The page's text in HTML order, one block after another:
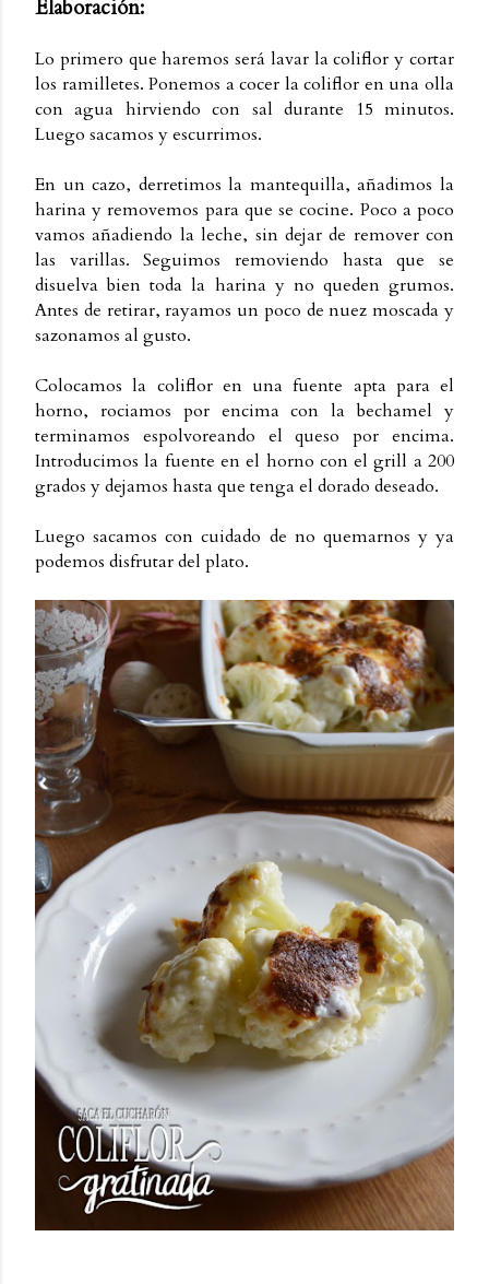
Elaboración:
Lo primero que haremos será lavar la coliflor y cortar
los ramilletes. Ponemos a cocer la coliflor en una olla
con agua hirviendo con sal durante 15 minutos.
Luego sacamos y escurrimos.
En un cazo, derretimos la mantequilla, añadimos la
harina y removemos para que se cocine. Poco a poco
vamos añadiendo la leche, sin dejar de remover con
las varillas. Seguimos removiendo hasta que se
disuelva bien toda la harina y no queden grumos.
Antes de retirar, rayamos un poco de nuez moscada y
sazonamos al gusto.
Colocamos la coliflor en una fuente apta para el
horno, rociamos por encima con la bechamel y
terminamos espolvoreando el queso por encima.
Introducimos la fuente en el horno con el grill a 200
grados y dejamos hasta que tenga el dorado deseado.
Luego sacamos con cuidado de no quemarnos y ya
podemos disfrutar del plato.